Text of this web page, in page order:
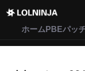
ホーム PBEパッ